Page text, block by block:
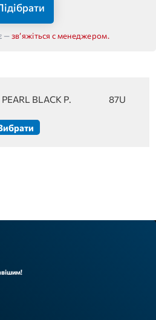
—звʼяжіться с менеджером.
PEARL BLACK P. 87U